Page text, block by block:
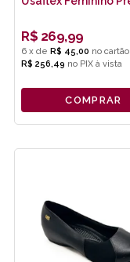
R$ 269,99
6 x de R$ 45,00
R$ 256,49 no PIX
COMPRAR